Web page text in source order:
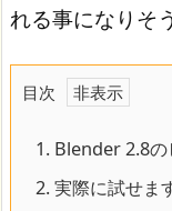
れる事になりそ
目次
1. Blender 2.8の
2. 実際に試せま